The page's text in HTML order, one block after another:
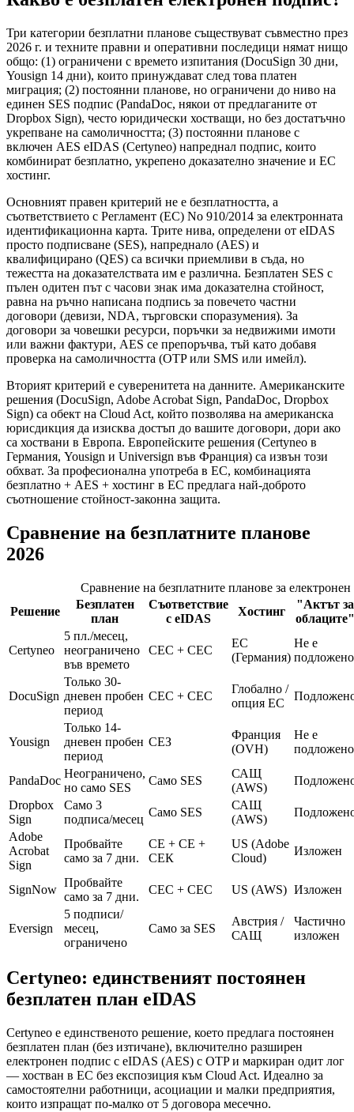
Три категории безплатни планове съществуват съвместно през
2026 г. и техните правни и оперативни последици нямат нищо
общо: (1) ограничени с времето изпитания (DocuSign 30 дни,
Yousign 14 дни), които принуждават след това платен
миграция; (2) постоянни планове, но ограничени до ниво на
единен SES подпис (PandaDoc, някои от предлаганите от
Dropbox Sign), често юридически хостващи, но без достатъчно
укрепване на самоличността; (3) постоянни планове с
включен AES eIDAS (Certyneo) напреднал подпис, които
комбинират безплатно, укрепено доказателно значение и ЕС
хостинг.
Основният правен критерий не е безплатността, а
съответствието с Регламент (ЕС) No 910/2014 за електронната
идентификационна карта. Трите нива, определени от eIDAS
просто подписване (SES), напреднало (AES) и
квалифицирано (QES) са всички приемливи в съда, но
тежестта на доказателствата им е различна. Безплатен SES с
пълен одитен път с часови знак има доказателна стойност,
равна на ръчно написана подпись за повечето частни
договори (девизи, NDA, търговски споразумения). За
договори за човешки ресурси, поръчки за недвижими имоти
или важни фактури, AES се препоръчва, тъй като добавя
проверка на самоличността (OTP или SMS или имейл).
Вторият критерий е суверенитета на данните. Американските
решения (DocuSign, Adobe Acrobat Sign, PandaDoc, Dropbox
Sign) са обект на Cloud Act, който позволява на американска
юрисдикция да изисква достъп до вашите договори, дори ако
са хоствани в Европа. Европейските решения (Certyneo в
Германия, Yousign и Universign във Франция) са извън този
обхват. За професионална употреба в ЕС, комбинацията
безплатно + AES + хостинг в ЕС предлага най-доброто
съотношение стойност-законна защита.
Сравнение на безплатните планове
2026
Сравнение на безплатните планове за
Решение
Безплатен
план
Съответствие
с eIDAS
Хостинг
"Актът за
облаците"
Certyneo
5 пл./месец,
неограничено
във времето
СЕС + СЕС
ЕС
(Германия)
Не е
подложено
DocuSign
Только 30-
дневен пробен
период
СЕС + СЕС
Глобално /
опция ЕС
Yousign
Только 14-
дневен пробен
период
СЕЗ
Франция
(OVH)
Не е
подложено
PandaDoc
Неограничено,
но само SES
Само SES
САЩ
(AWS)
Dropbox
Sign
Само 3
подписа/месец
Само SES
САЩ
(AWS)
Adobe
Acrobat
Sign
Пробвайте
само за 7 дни.
СЕ + СЕ +
СЕК
US (Adobe
Cloud)
Изложен
SignNow
Пробвайте
само за 7 дни.
СЕС + СЕС US (AWS) Изложен
Eversign
5 подписи/
месец,
ограничено
Само за SES
Австрия /
САЩ
Частично
изложен
Certyneo: единственият постоянен
безплатен план eIDAS
Certyneo е единственото решение, което предлага постоянен
безплатен план (без изтичане), включително разширен
електронен подпис с eIDAS (AES) с OTP и маркиран одит лог
— хостван в ЕС без експозиция към Cloud Act. Идеално за
самостоятелни работници, асоциации и малки предприятия,
които изпращат по-малко от 5 договора месечно.